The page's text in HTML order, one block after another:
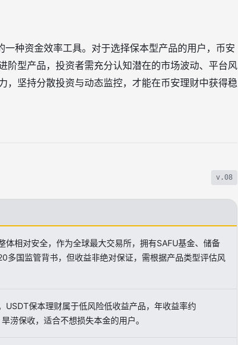
种资金效率工具。对于选择保本型产品的用户，币安
阶型产品，投资者需充分认知潜在的市场波动、平台风
，坚持分散投资与动态监控，才能在币安理财中获得稳
v.08
体相对安全，作为全球最大交易所，拥有SAFU基金、储备
多国监管背书，但收益非绝对保证，需根据产品类型评估风
USDT保本理财属于低风险低收益产品，年收益率约
涝保收，适合不想损失本金的用户。